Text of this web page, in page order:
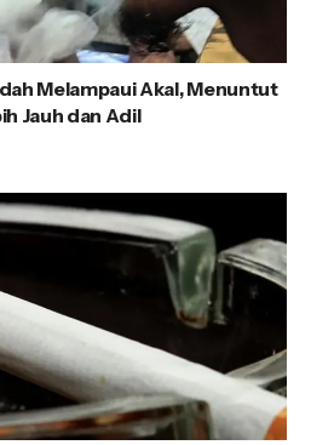
Melampaui Akal, Menuntut
Jauh dan Adil